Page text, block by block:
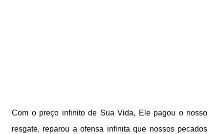
Com o preço infinito de Sua Vida, Ele pagou o nosso
resgate, reparou a ofensa infinita que nossos pecados